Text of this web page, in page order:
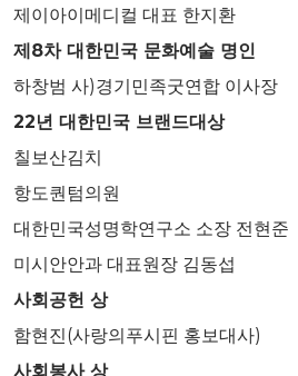
제이아이메디컬 대표 한지환
제8차 대한민국 문화예술 명인
하창범 사)경기민족굿연합 이사장
22년 대한민국 브랜드대상
칠보산김치
항도퀀텀의원
대한민국성명학연구소 소장 전현준
미시안안과 대표원장 김동섭
사회공헌 상
함현진(사랑의푸시핀 홍보대사)
사회봉사 상